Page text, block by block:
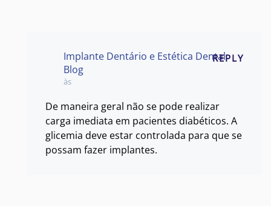
Implante Dentário e Estética Dental
Blog
às
REPLY
De maneira geral não se pode realizar
carga imediata em pacientes diabéticos. A
glicemia deve estar controlada para que se
possam fazer implantes.